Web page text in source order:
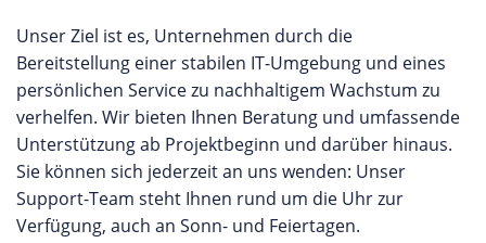
Unser Ziel ist es, Unternehmen durch die
Bereitstellung einer stabilen IT-Umgebung und eines
persönlichen Service zu nachhaltigem Wachstum zu
verhelfen. Wir bieten Ihnen Beratung und umfassende
Unterstützung ab Projektbeginn und darüber hinaus.
Sie können sich jederzeit an uns wenden: Unser
Support-Team steht Ihnen rund um die Uhr zur
Verfügung, auch an Sonn- und Feiertagen.